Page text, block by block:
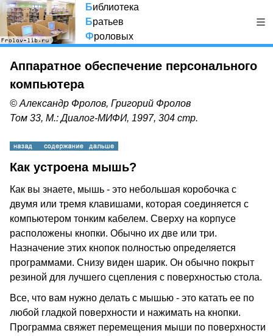
Библиотека
Братьев
Фроловых
Аппаратное обеспечение персонального
компьютера
© Александр Фролов, Григорий Фролов
Том 33, М.: Диалог-МИФИ, 1997, 304 стр.
Как устроена мышь?
Как вы знаете, мышь - это небольшая коробочка с
двумя или тремя клавишами, которая соединяется с
компьютером тонким кабелем. Сверху на корпусе
расположены кнопки. Обычно их две или три.
Назначение этих кнопок полностью определяется
программами. Снизу виден шарик. Он обычно покрыт
резиной для лучшего сцепления с поверхностью стола.
Все, что вам нужно делать с мышью - это катать ее по
любой гладкой поверхности и нажимать на кнопки.
Программа свяжет перемещения мыши по поверхности